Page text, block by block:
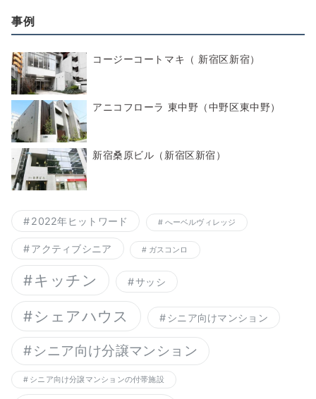
事例
コージーコートマキ（ 新宿区新宿）
アニコフローラ 東中野（中野区東中野）
新宿桑原ビル（新宿区新宿）
2022年ヒットワード へーベルヴィレッジ
アクティブシニア ガスコンロ
キッチン サッシ
シェアハウス シニア向けマンション
シニア向け分譲マンション
シニア向け分譲マンションの付帯施設